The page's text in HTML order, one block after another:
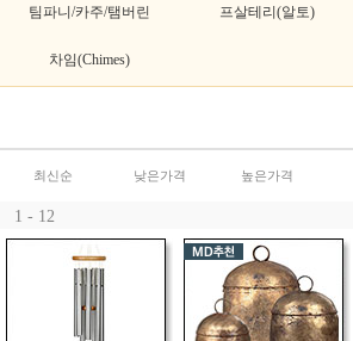
팀파니/카주/탬버린 프살테리(알토)
차임(Chimes)
최신순 낮은가격 높은가격
1 - 12